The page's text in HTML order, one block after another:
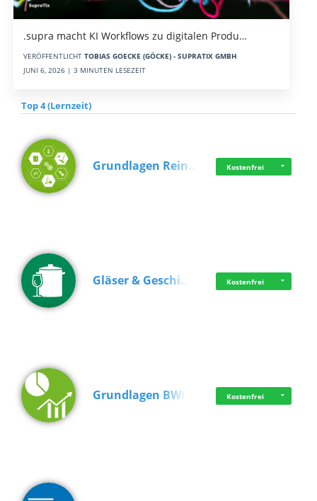
.supra macht KI Workflows zu digitalen Produ…
VERÖFFENTLICHT TOBIAS GOECKE (GÖCKE) - SUPRATIX GMBH
JUNI 6, 2026 | 3 MINUTEN LESEZEIT
Top 4 (Lernzeit)
Grundlagen Rein… Kostenfrei
Gläser & Geschi… Kostenfrei
Grundlagen BWL Kostenfrei